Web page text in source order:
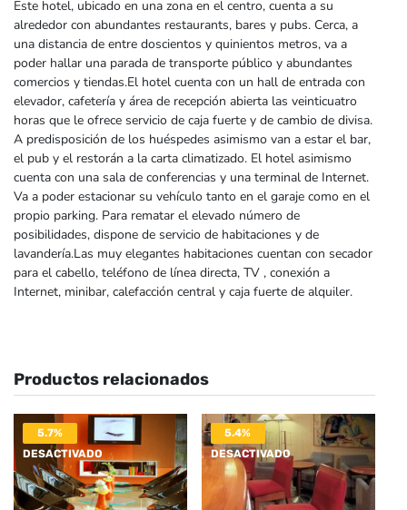
Este hotel, ubicado en una zona en el centro, cuenta a su
alrededor con abundantes restaurants, bares y pubs. Cerca, a
una distancia de entre doscientos y quinientos metros, va a
poder hallar una parada de transporte público y abundantes
comercios y tiendas.El hotel cuenta con un hall de entrada con
elevador, cafetería y área de recepción abierta las veinticuatro
horas que le ofrece servicio de caja fuerte y de cambio de divisa.
A predisposición de los huéspedes asimismo van a estar el bar,
el pub y el restorán a la carta climatizado. El hotel asimismo
cuenta con una sala de conferencias y una terminal de Internet.
Va a poder estacionar su vehículo tanto en el garaje como en el
propio parking. Para rematar el elevado número de
posibilidades, dispone de servicio de habitaciones y de
lavandería.Las muy elegantes habitaciones cuentan con secador
para el cabello, teléfono de línea directa, TV , conexión a
Internet, minibar, calefacción central y caja fuerte de alquiler.
Productos relacionados
5.7%
DESACTIVADO
5.4%
DESACTIVADO